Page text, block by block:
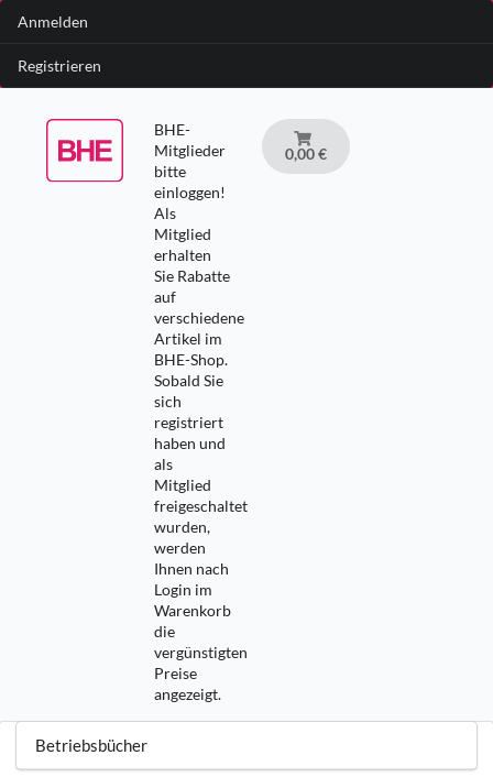
Anmelden
Registrieren
BHE-
Mitglieder
bitte
einloggen!
Als
Mitglied
erhalten
Sie Rabatte
auf
verschiedene
Artikel im
BHE-Shop.
Sobald Sie
sich
registriert
haben und
als
Mitglied
freigeschaltet
wurden,
werden
Ihnen nach
Login im
Warenkorb
die
vergünstigten
Preise
angezeigt.
0,00 €
Betriebsbücher